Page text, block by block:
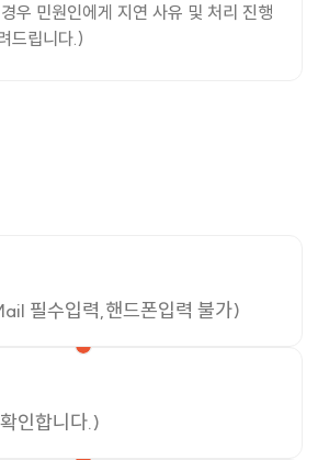
우 민원인에게 지연 사유 및 처리 진행
드립니다.)
필수입력,핸드폰입력 불가)
인합니다.)